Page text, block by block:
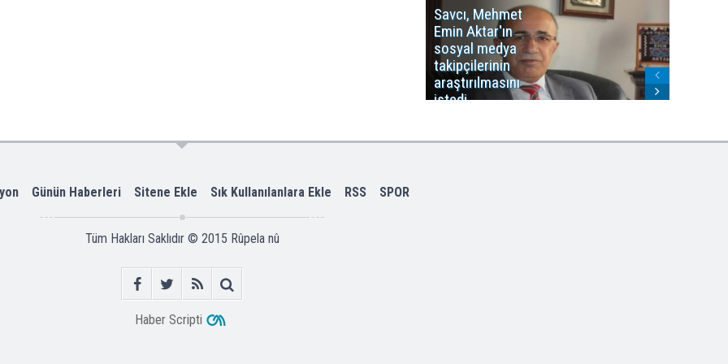
Savcı, Mehmet
Emin Aktar'ın
sosyal medya
takipçilerinin
araştırılmasını
istedi
Günün Haberleri Sitene Ekle Sık Kullanılanlara Ekle RSS SPOR
Tüm Hakları Saklıdır © 2015 Rûpela nû
Haber Scripti